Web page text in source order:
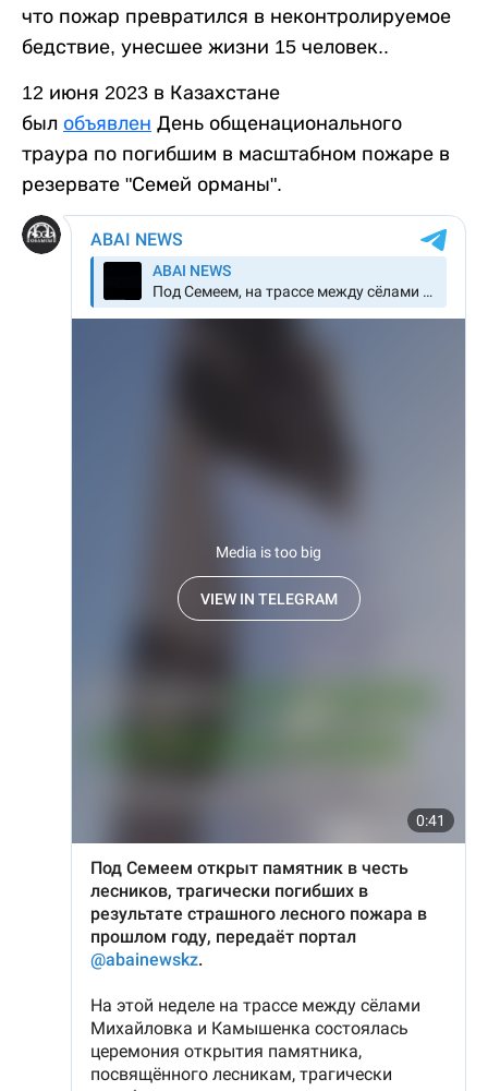
что пожар превратился в неконтролируемое
бедствие, унесшее жизни 15 человек..
12 июня 2023 в Казахстане
был объявлен День общенационального
траура по погибшим в масштабном пожаре в
резервате "Семей орманы".